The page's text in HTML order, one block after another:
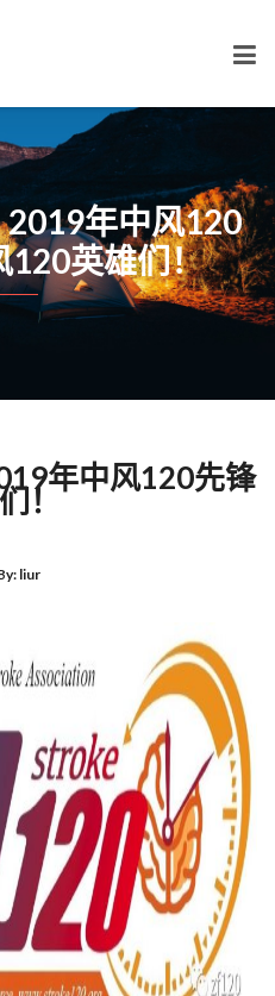
年中风120
120英雄们！
年中风120先锋
！
liur